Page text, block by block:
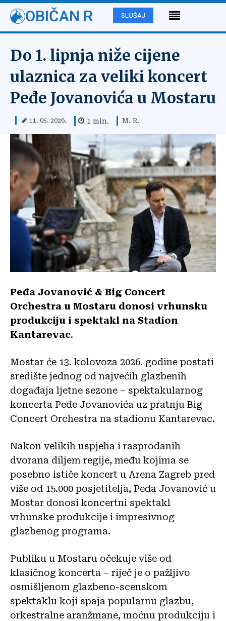
OBIČAN R SLUŠAJ
Do 1. lipnja niže cijene
ulaznica za veliki koncert
Peđe Jovanovića u Mostaru
11. 05. 2026. 1 min. M. R.
Peđa Jovanović & Big Concert
Orchestra u Mostaru donosi vrhunsku
produkciju i spektakl na Stadion
Kantarevac.
Mostar će 13. kolovoza 2026. godine postati
središte jednog od najvećih glazbenih
događaja ljetne sezone – spektakularnog
koncerta Peđe Jovanovića uz pratnju Big
Concert Orchestra na stadionu Kantarevac.
Nakon velikih uspjeha i rasprodanih
dvorana diljem regije, među kojima se
posebno ističe koncert u Arena Zagreb pred
više od 15.000 posjetitelja, Peđa Jovanović u
Mostar donosi koncertni spektakl
vrhunske produkcije i impresivnog
glazbenog programa.
Publiku u Mostaru očekuje više od
klasičnog koncerta – riječ je o pažljivo
osmišljenom glazbeno-scenskom
spektaklu koji spaja popularnu glazbu,
orkestralne aranžmane, moćnu produkciju i